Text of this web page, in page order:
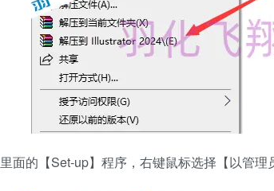
面的【Set-up】程序，右键鼠标选择【以管理